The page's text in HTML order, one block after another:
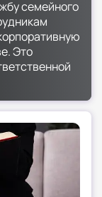
с
между
семейного
Это